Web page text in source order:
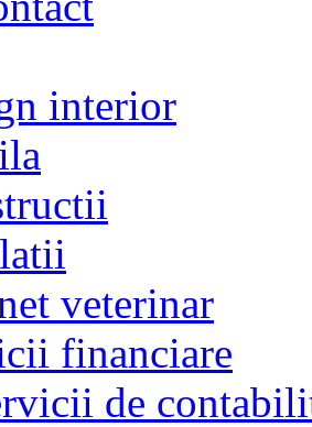
interior
veterinar
financiare
de